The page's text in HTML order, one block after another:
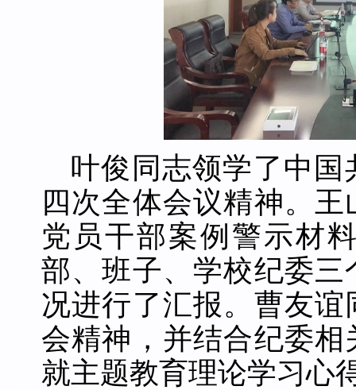
叶俊同志领学了中
四次全体会议精神。
党员干部案例警示材
部、班子、学校纪委
况进行了汇报。曹友
会精神，并结合纪委
就主题教育理论学习心